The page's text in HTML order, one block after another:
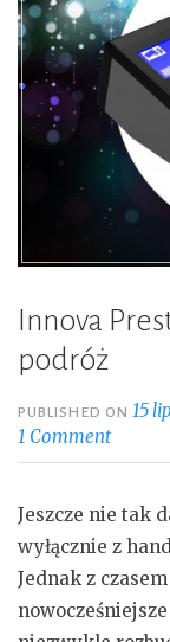
Innova
podróż
PUBLISHED ON15
1 Comment
Jeszcze nie tak
wyłącznie z
Jednak z